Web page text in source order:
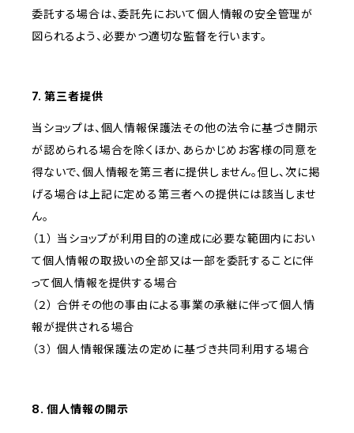
委託する場合は、委託先において個人情報の安全管理が
図られるよう、必要かつ適切な監督を行います。
7. 第三者提供
当ショップは、個人情報保護法その他の法令に基づき開示
が認められる場合を除くほか、あらかじめお客様の同意を
得ないで、個人情報を第三者に提供しません。但し、次に掲
げる場合は上記に定める第三者への提供には該当しませ
ん。
（１） 当ショップが利用目的の達成に必要な範囲内におい
て個人情報の取扱いの全部又は一部を委託することに伴
って個人情報を提供する場合
（２） 合併その他の事由による事業の承継に伴って個人情
報が提供される場合
（３） 個人情報保護法の定めに基づき共同利用する場合
8. 個人情報の開示